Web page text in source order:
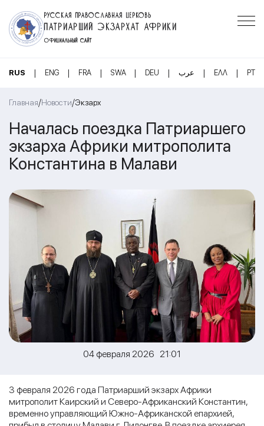
РУССКАЯ ПРАВОСЛАВНАЯ ЦЕРКОВЬ
ПАТРИАРШИЙ ЭКЗАРХАТ АФРИКИ
ОФИЦИАЛЬНЫЙ САЙТ
RUS | ENG | FRA | SWA | DEU | عرب | ΕΛΛ | PT
Главная/Новости/Экзарх
Началась поездка Патриаршего
экзарха Африки митрополита
Константина в Малави
04 февраля 2026 21:01
3 февраля 2026 года Патриарший экзарх Африки
митрополит Каирский и Северо-Африканский Константин,
временно управляющий Южно-Африканской епархией,